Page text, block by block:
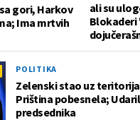
gori, Harkov
Ima mrtvih
ali su
POLITIKA
Zelenski stao uz
Priština pobesnela;
predsednika